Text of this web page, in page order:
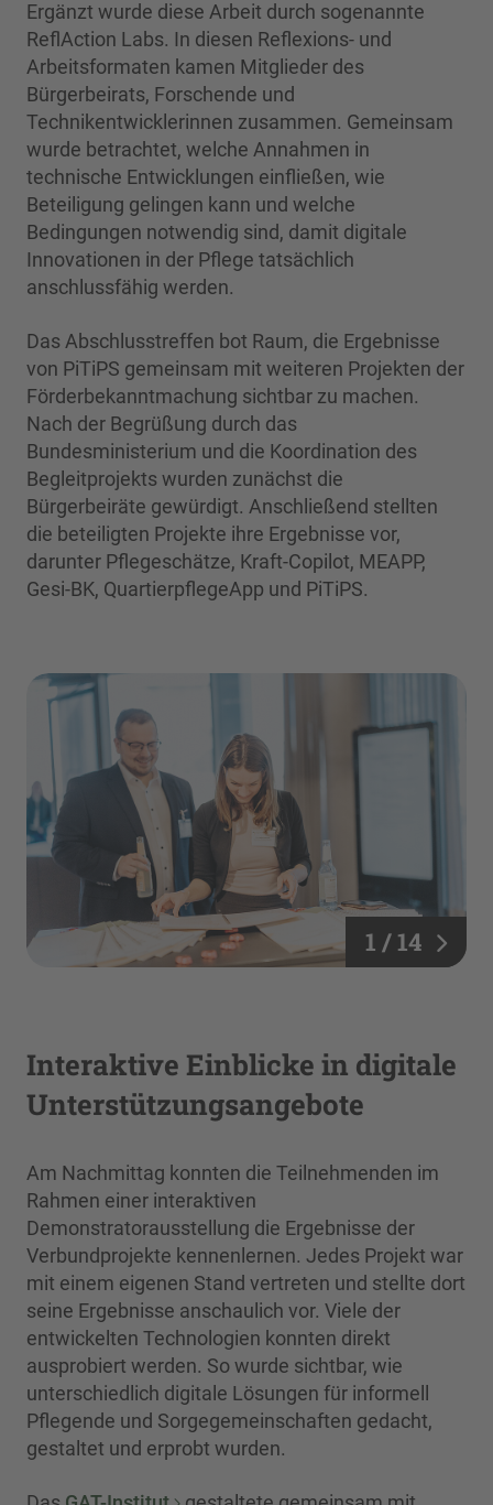
Ergänzt wurde diese Arbeit durch sogenannte
ReflAction Labs. In diesen Reflexions- und
Arbeitsformaten kamen Mitglieder des
Bürgerbeirats, Forschende und
Technikentwicklerinnen zusammen. Gemeinsam
wurde betrachtet, welche Annahmen in
technische Entwicklungen einfließen, wie
Beteiligung gelingen kann und welche
Bedingungen notwendig sind, damit digitale
Innovationen in der Pflege tatsächlich
anschlussfähig werden.
Das Abschlusstreffen bot Raum, die Ergebnisse
von PiTiPS gemeinsam mit weiteren Projekten der
Förderbekanntmachung sichtbar zu machen.
Nach der Begrüßung durch das
Bundesministerium und die Koordination des
Begleitprojekts wurden zunächst die
Bürgerbeiräte gewürdigt. Anschließend stellten
die beteiligten Projekte ihre Ergebnisse vor,
darunter Pflegeschätze, Kraft-Copilot, MEAPP,
Gesi-BK, QuartierpflegeApp und PiTiPS.
1 / 14
Interaktive Einblicke in digitale
Unterstützungsangebote
Am Nachmittag konnten die Teilnehmenden im
Rahmen einer interaktiven
Demonstratorausstellung die Ergebnisse der
Verbundprojekte kennenlernen. Jedes Projekt war
mit einem eigenen Stand vertreten und stellte dort
seine Ergebnisse anschaulich vor. Viele der
entwickelten Technologien konnten direkt
ausprobiert werden. So wurde sichtbar, wie
unterschiedlich digitale Lösungen für informell
Pflegende und Sorgegemeinschaften gedacht,
gestaltet und erprobt wurden.